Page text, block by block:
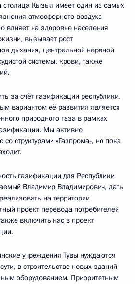
Кызыл имеет один из самых
атмосферного воздуха
влияет на здоровье населения
вызывает рост
дыхания, центральной нервной
системы, крови, также
за счёт газификации республики.
вариантом её развития является
природного газа в рамках
Мы активно
структурами «Газпрома», но пока
газификации для Республики
Владимир Владимирович, дать
на территории
проект перевода потребителей
включить нас в проект
учреждения Тувы нуждаются
в строительстве новых зданий,
оборудованием. Приоритетным